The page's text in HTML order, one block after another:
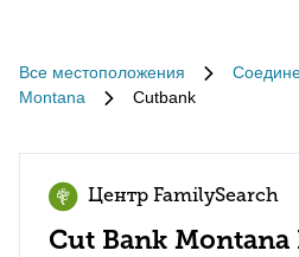
Все местоположения
Montana
Cutbank
Центр FamilySearch
Cut Bank Montana